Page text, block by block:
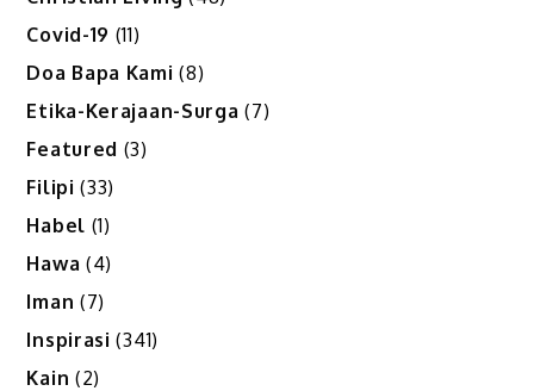
Covid-19 (11)
Doa Bapa Kami (8)
Etika-Kerajaan-Surga (7)
Featured (3)
Filipi (33)
Habel (1)
Hawa (4)
Iman (7)
Inspirasi (341)
Kain (2)